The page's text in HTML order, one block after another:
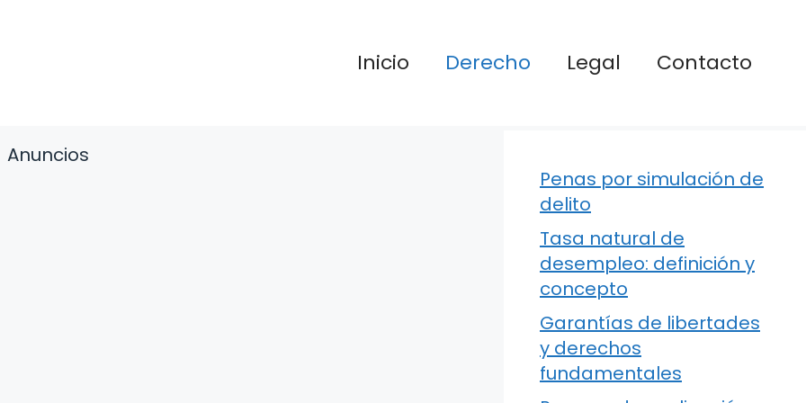
Inicio Derecho Legal Contacto
Anuncios
Penas por simulación de
delito
Tasa natural de
desempleo: definición y
concepto
Garantías de libertades
y derechos
fundamentales